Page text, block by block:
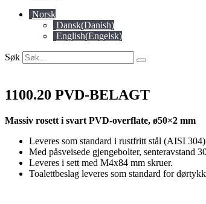
Norsk
Dansk(Danish)
English(Engelsk)
Søk
1100.20 PVD-BELAGT
Massiv rosett i svart PVD-overflate, ø50×2 mm
Leveres som standard i rustfritt stål (AISI
Med påsveisede gjengebolter, senteravstand
Leveres i sett med M4x84 mm skruer.
Toalettbeslag leveres som standard for